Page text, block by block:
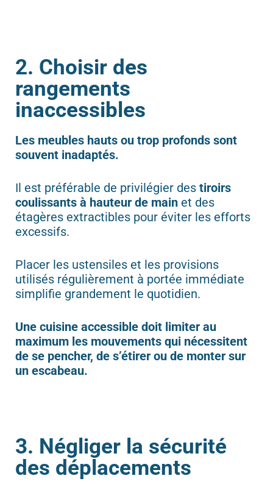
2. Choisir des
rangements
inaccessibles
Les meubles hauts ou trop profonds sont
souvent inadaptés.
Il est préférable de privilégier des tiroirs
coulissants à hauteur de main et des
étagères extractibles pour éviter les efforts
excessifs.
Placer les ustensiles et les provisions
utilisés régulièrement à portée immédiate
simplifie grandement le quotidien.
Une cuisine accessible doit limiter au
maximum les mouvements qui nécessitent
de se pencher, de s’étirer ou de monter sur
un escabeau.
3. Négliger la sécurité
des déplacements